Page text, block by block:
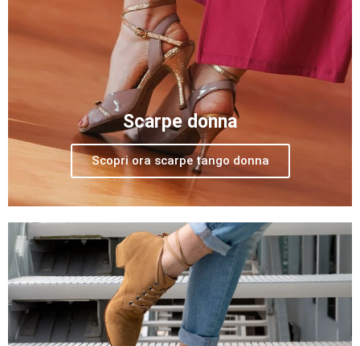
Scarpe donna
Scopri ora scarpe tango donna